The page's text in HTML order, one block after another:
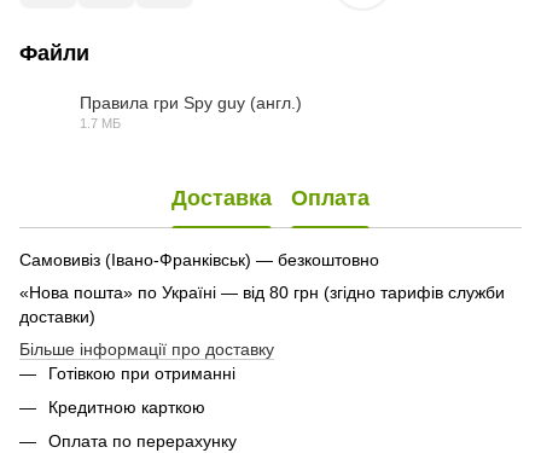
Файли
Правила гри Spy guy (англ.)
1.7 МБ
Доставка Оплата
Самовивіз (Івано-Франківськ) — безкоштовно
«Нова пошта» по Україні — від 80 грн (згідно тарифів служби
доставки)
Більше інформації про доставку
Готівкою при отриманні
Кредитною карткою
Оплата по перерахунку